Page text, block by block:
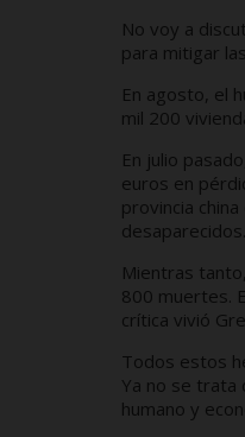
No voy a
para mitigar
En agosto, el
mil 200
En julio
euros en
provincia
desaparecidos.
Mientras
800 muertes.
crítica vivió
Todos estos
Ya no se trata
humano y